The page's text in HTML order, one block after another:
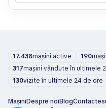
17.438mașini active 190
317mașini vândute în ultimele
130vizite în ultimele 24 de ore
MașiniDespre noiBlogContacte